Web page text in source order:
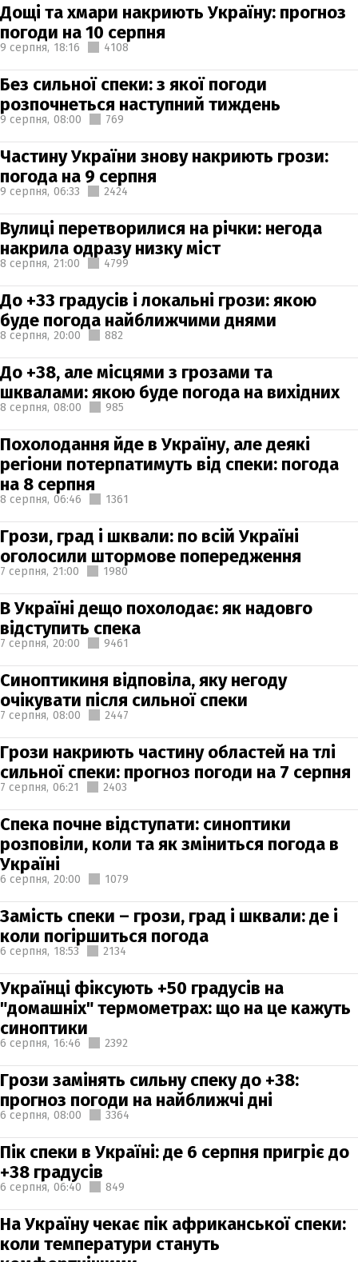
Дощі та хмари накриють Україну: прогноз
погоди на 10 серпня
9 серпня, 18:16 4108
Без сильної спеки: з якої погоди
розпочнеться наступний тиждень
9 серпня, 08:00 769
Частину України знову накриють грози:
погода на 9 серпня
9 серпня, 06:33 2424
Вулиці перетворилися на річки: негода
накрила одразу низку міст
8 серпня, 21:00 4799
До +33 градусів і локальні грози: якою
буде погода найближчими днями
8 серпня, 20:00 882
До +38, але місцями з грозами та
шквалами: якою буде погода на вихідних
8 серпня, 08:00 985
Похолодання йде в Україну, але деякі
регіони потерпатимуть від спеки: погода
на 8 серпня
8 серпня, 06:46 1361
Грози, град і шквали: по всій Україні
оголосили штормове попередження
7 серпня, 21:00 1980
В Україні дещо похолодає: як надовго
відступить спека
7 серпня, 20:00 9461
Синоптикиня відповіла, яку негоду
очікувати після сильної спеки
7 серпня, 08:00 2447
Грози накриють частину областей на тлі
сильної спеки: прогноз погоди на 7 серпня
7 серпня, 06:21 2403
Спека почне відступати: синоптики
розповіли, коли та як зміниться погода в
Україні
6 серпня, 20:00 1079
Замість спеки – грози, град і шквали: де і
коли погіршиться погода
6 серпня, 18:53 2134
Українці фіксують +50 градусів на
"домашніх" термометрах: що на це кажуть
синоптики
6 серпня, 16:46 2392
Грози замінять сильну спеку до +38:
прогноз погоди на найближчі дні
6 серпня, 08:00 3364
Пік спеки в Україні: де 6 серпня пригріє до
+38 градусів
6 серпня, 06:40 849
На Україну чекає пік африканської спеки:
коли температури стануть